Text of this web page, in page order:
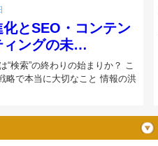
とSEO・コンテン
ィングの未…
“検索”の終わりの始まりか？ こ
略で本当に大切なこと 情報の洪